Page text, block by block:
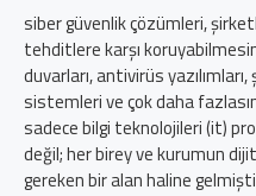
siber güvenlik çözümleri,
tehditlere karşı
duvarları, antivirüs
sistemleri ve çok daha
sadece bilgi teknolojileri (it)
değil; her birey ve kurumun
gereken bir alan haline